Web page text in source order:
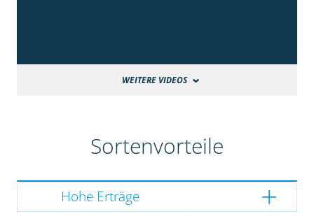
WEITERE VIDEOS
Sortenvorteile
Hohe Erträge